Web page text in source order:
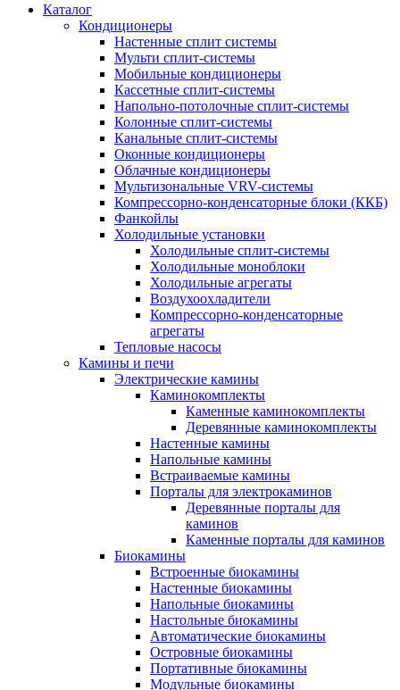
Каталог
Кондиционеры
Настенные сплит системы
Мульти сплит-системы
Мобильные кондиционеры
Кассетные сплит-системы
Напольно-потолочные сплит-системы
Колонные сплит-системы
Канальные сплит-системы
Оконные кондиционеры
Облачные кондиционеры
Мультизональные VRV-системы
Компрессорно-конденсаторные блоки (ККБ)
Фанкойлы
Холодильные установки
Холодильные сплит-системы
Холодильные моноблоки
Холодильные агрегаты
Воздухоохладители
Компрессорно-конденсаторные
агрегаты
Тепловые насосы
Камины и печи
Электрические камины
Каминокомплекты
Каменные каминокомплекты
Деревянные каминокомплекты
Настенные камины
Напольные камины
Встраиваемые камины
Порталы для электрокаминов
Деревянные порталы для
каминов
Каменные порталы для каминов
Биокамины
Встроенные биокамины
Настенные биокамины
Напольные биокамины
Настольные биокамины
Автоматические биокамины
Островные биокамины
Портативные биокамины
Модульные биокамины